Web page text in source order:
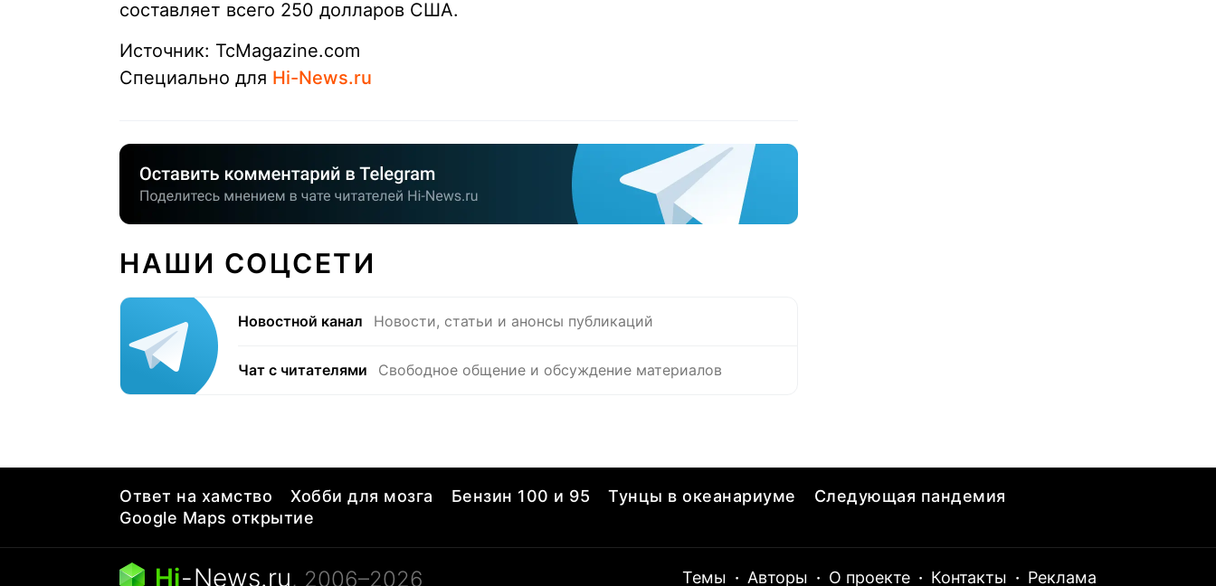
составляет всего 250 долларов США.
Источник: TcMagazine.com
Специально для Hi-News.ru
НАШИ СОЦСЕТИ
Новостной канал Новости, статьи и анонсы публикаций
Чат с читателями Свободное общение и обсуждение материалов
Ответ на хамство Хобби для мозга Бензин 100 и 95 Тунцы в океанариуме
Следующая пандемия
Google Maps открытие
Hi-News.ru, 2006–2026 Темы · Авторы · О проекте · Контакты · Реклама